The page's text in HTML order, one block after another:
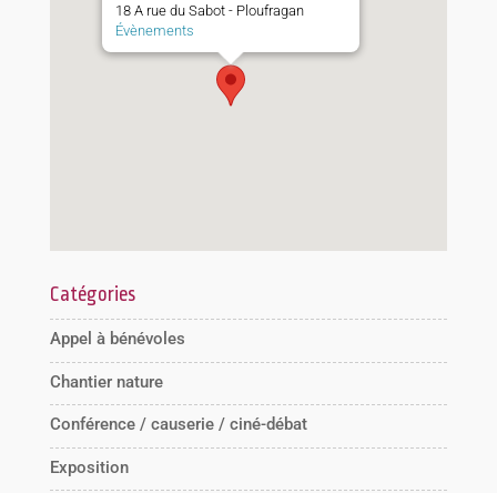
18 A rue du Sabot - Ploufragan
Évènements
Catégories
Appel à bénévoles
Chantier nature
Conférence / causerie / ciné-débat
Exposition